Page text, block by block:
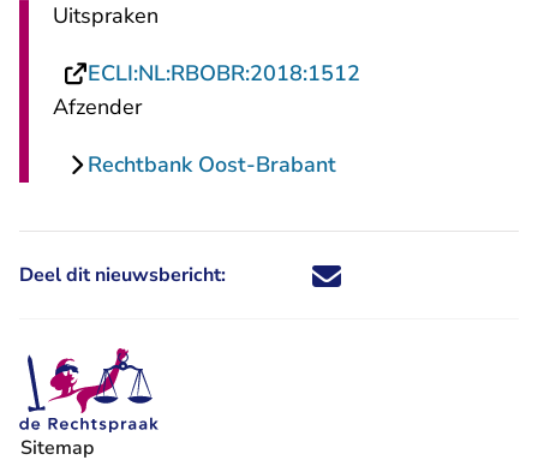
Uitspraken
ECLI:NL:RBOBR:2018:1512
Afzender
Rechtbank Oost-Brabant
Deel dit nieuwsbericht: Deel dit nieuwsbericht via X -
Deel dit nieuwsbericht via
Deel dit nieuwsbericht
Deel dit
Sitemap